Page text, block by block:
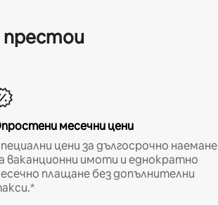
престои
месечни цени
цени за дългосрочно наемане
ваканционни имоти и еднократно
плащане без допълнителни